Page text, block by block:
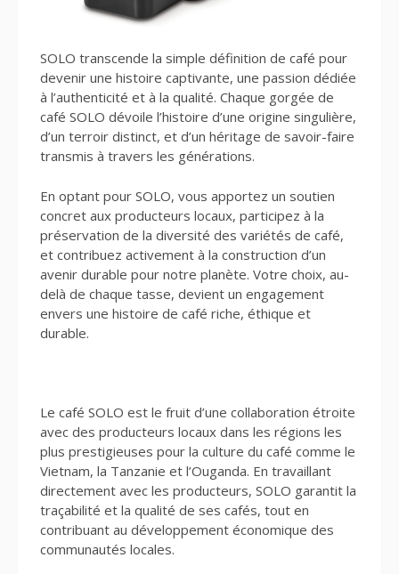
SOLO transcende la simple définition de café pour
devenir une histoire captivante, une passion dédiée
à l’authenticité et à la qualité. Chaque gorgée de
café SOLO dévoile l’histoire d’une origine singulière,
d’un terroir distinct, et d’un héritage de savoir-faire
transmis à travers les générations.
En optant pour SOLO, vous apportez un soutien
concret aux producteurs locaux, participez à la
préservation de la diversité des variétés de café,
et contribuez activement à la construction d’un
avenir durable pour notre planète. Votre choix, au-
delà de chaque tasse, devient un engagement
envers une histoire de café riche, éthique et
durable.
Le café SOLO est le fruit d’une collaboration étroite
avec des producteurs locaux dans les régions les
plus prestigieuses pour la culture du café comme le
Vietnam, la Tanzanie et l’Ouganda. En travaillant
directement avec les producteurs, SOLO garantit la
traçabilité et la qualité de ses cafés, tout en
contribuant au développement économique des
communautés locales.